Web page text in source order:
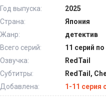
Год выпуска:
2025
Страна:
Япония
Жанр:
детектив
Всего серий:
11 серий
Озвучка:
RedTail
Субтитры:
RedTail,
Добавлена:
1-11 серия